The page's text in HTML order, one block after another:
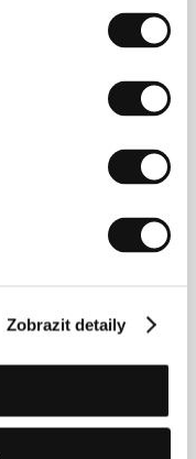
Zobrazit detaily
vytváříme
i zábavu.
které opět
být v Karlových
ve
nejen
nebo kdekoliv,